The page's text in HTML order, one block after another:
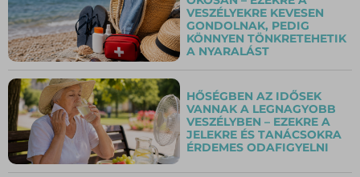
VESZÉLYEKRE KEVESEN
GONDOLNAK, PEDIG
KÖNNYEN TÖNKRETEHETIK
A NYARALÁST
HŐSÉGBEN AZ IDŐSEK
VANNAK A LEGNAGYOBB
VESZÉLYBEN – EZEKRE A
JELEKRE ÉS TANÁCSOKRA
ÉRDEMES ODAFIGYELNI